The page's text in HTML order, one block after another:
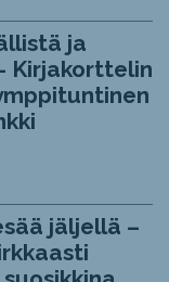
ja
Kirjakorttelin
jäljellä –